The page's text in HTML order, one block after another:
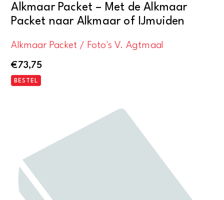
Alkmaar Packet – Met de Alkmaar
Packet naar Alkmaar of IJmuiden
Alkmaar Packet / Foto's V. Agtmaal
€73,75
BESTEL